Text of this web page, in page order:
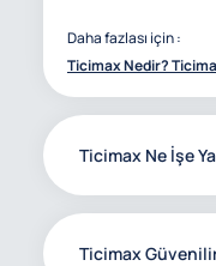
Daha fazlası için :
Ticimax Nedir?
Ticimax Ne İşe
Ticimax